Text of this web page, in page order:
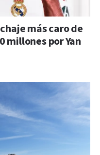
más caro de
millones por Yan